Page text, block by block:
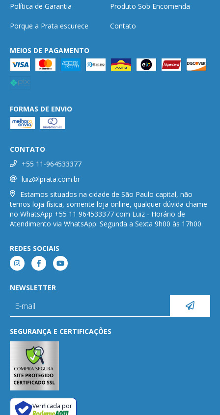
Política de Garantia Produto Sob Encomenda
Porque a Prata escurece Contato
MEIOS DE PAGAMENTO
FORMAS DE ENVIO
CONTATO
+55 11-964533377
luiz@lprata.com.br
Estamos situados na cidade de São Paulo capital, não
temos loja física, somente loja online, qualquer dúvida chame
no WhatsApp +55 11 964533377 com Luiz - Horário de
Atendimento via WhatsApp: Segunda a Sexta 9h00 às 17h00.
REDES SOCIAIS
NEWSLETTER
SEGURANÇA E CERTIFICAÇÕES
Verificada por